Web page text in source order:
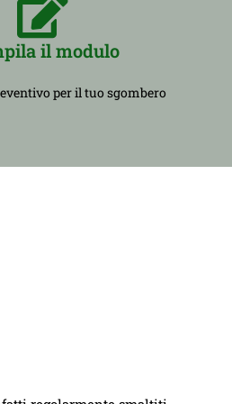
il modulo
per il tuo sgombero